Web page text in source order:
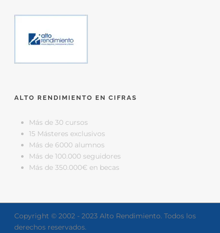
ALTO RENDIMIENTO EN CIFRAS
Más de 30 cursos
15 Másteres exclusivos
Más de 6000 alumnos
Más de 100.000 seguidores
Más de 350.000€ en becas
Copyright © 2002 - 2023 Alto Rendimiento. Todos los
derechos reservados.